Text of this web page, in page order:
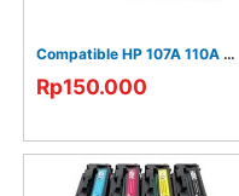
Compatible HP 107A 110A W1107A W1112A
Rp150.000